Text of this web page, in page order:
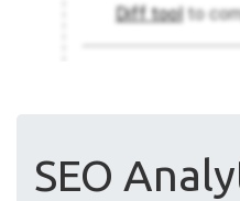
SEO